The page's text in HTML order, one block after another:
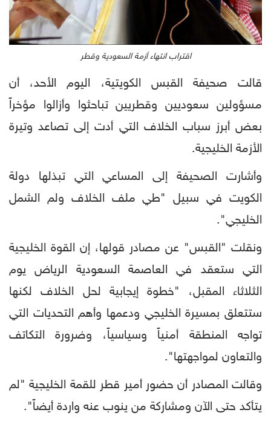
اقتراب انتهاء أزمة السعودية وقطر
قالت صحيفة القبس الكويتية، اليوم الأحد، أن
مسؤولين سعوديين وقطريين تباحثوا وأزالوا مؤخراً
بعض أبرز سباب الخلاف التي أدت إلى تصاعد وتيرة
الأزمة الخليجية.
وأشارت الصحيفة إلى المساعي التي تبذلها دولة
الكويت في سبيل "طي ملف الخلاف ولم الشمل
الخليجي".
ونقلت "القبس" عن مصادر قولها، إن القوة الخليجية
التي ستعقد في العاصمة السعودية الرياض يوم
الثلاثاء المقبل، "خطوة إيجابية لحل الخلاف لكنها
ستتعلق بمسيرة الخليجي ودعمها وأهم التحديات التي
تواجه المنطقة أمنياً وسياسياً، وضرورة التكاتف
والتعاون لمواجهتها".
وقالت المصادر أن حضور أمير قطر للقمة الخليجية "لم
يتأكد حتى الآن ومشاركة من ينوب عنه واردة أيضاً".